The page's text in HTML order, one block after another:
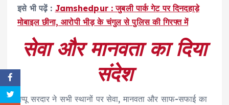
इसे भी पढ़ें : Jamshedpur : जुबली पार्क गेट पर दिनदहाड़े
मोबाइल छीना, आरोपी भीड़ के चंगुल से पुलिस की गिरफ्त में
सेवा और मानवता का दिया
संदेश
पप्पू सरदार ने सभी स्थानों पर सेवा, मानवता और साफ-सफाई का